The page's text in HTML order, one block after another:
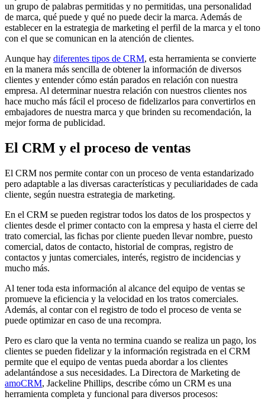
un grupo de palabras permitidas y no permitidas, una personalidad
de marca, qué puede y qué no puede decir la marca. Además de
establecer en la estrategia de marketing el perfil de la marca y el tono
con el que se comunican en la atención de clientes.
Aunque hay diferentes tipos de CRM, esta herramienta se convierte
en la manera más sencilla de obtener la información de diversos
clientes y entender cómo están parados en relación con nuestra
empresa. Al determinar nuestra relación con nuestros clientes nos
hace mucho más fácil el proceso de fidelizarlos para convertirlos en
embajadores de nuestra marca y que brinden su recomendación, la
mejor forma de publicidad.
El CRM y el proceso de ventas
El CRM nos permite contar con un proceso de venta estandarizado
pero adaptable a las diversas características y peculiaridades de cada
cliente, según nuestra estrategia de marketing.
En el CRM se pueden registrar todos los datos de los prospectos y
clientes desde el primer contacto con la empresa y hasta el cierre del
trato comercial, las fichas por cliente pueden llevar nombre, puesto
comercial, datos de contacto, historial de compras, registro de
contactos y juntas comerciales, interés, registro de incidencias y
mucho más.
Al tener toda esta información al alcance del equipo de ventas se
promueve la eficiencia y la velocidad en los tratos comerciales.
Además, al contar con el registro de todo el proceso de venta se
puede optimizar en caso de una recompra.
Pero es claro que la venta no termina cuando se realiza un pago, los
clientes se pueden fidelizar y la información registrada en el CRM
permite que el equipo de ventas pueda abordar a los clientes
adelantándose a sus necesidades. La Directora de Marketing de
amoCRM, Jackeline Phillips, describe cómo un CRM es una
herramienta completa y funcional para diversos procesos: